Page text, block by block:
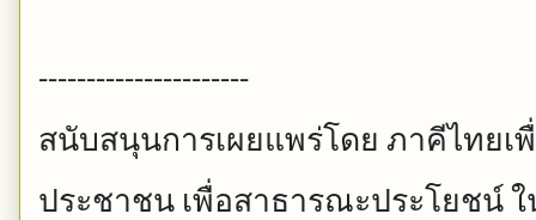
----------------------
สนับสนุนการเผยแพร่โดย ภาคีไทยเ
ประชาชน เพื่อสาธารณะประโยชน์ ใ